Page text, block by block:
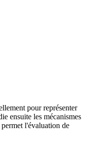
pour représenter
ensuite les mécanismes
l'évaluation de